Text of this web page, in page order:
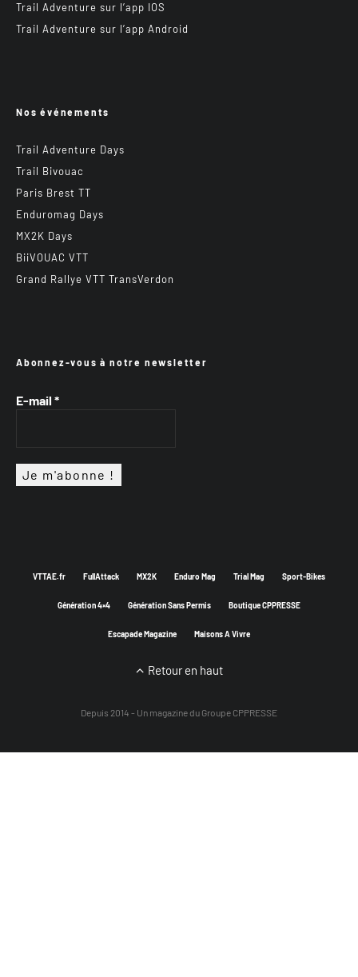
Trail Adventure sur l’app IOS
Trail Adventure sur l’app Android
Nos événements
Trail Adventure Days
Trail Bivouac
Paris Brest TT
Enduromag Days
MX2K Days
BiiVOUAC VTT
Grand Rallye VTT TransVerdon
Abonnez-vous à notre newsletter
E-mail *
VTTAE.fr FullAttack MX2K Enduro Mag Trial Mag Sport-Bikes
Génération 4×4 Génération Sans Permis Boutique CPPRESSE
Escapade Magazine Maisons A Vivre
Retour en haut
Depuis 2014 - Un magazine du Groupe CPPRESSE